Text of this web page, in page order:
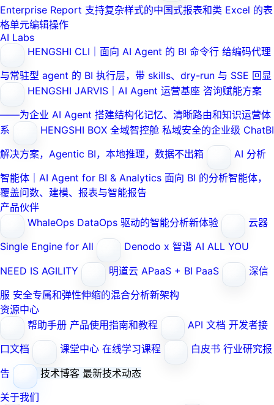
Enterprise Report 支持复杂样式的中国式报表和类 Excel 的表
格单元编辑操作
AI Labs
HENGSHI CLI｜面向 AI Agent 的 BI 命令行 给编码代理
与常驻型 agent 的 BI 执行层，带 skills、dry-run 与 SSE 回显
HENGSHI JARVIS｜AI Agent 运营基座 咨询赋能方案
——为企业 AI Agent 搭建结构化记忆、清晰路由和知识运营体
系
HENGSHI BOX 全域智控舱 私域安全的企业级 ChatBI
解决方案，Agentic BI，本地推理，数据不出箱
AI 分析
智能体｜AI Agent for BI & Analytics 面向 BI 的分析智能体，
覆盖问数、建模、报表与智能报告
产品伙伴
WhaleOps DataOps 驱动的智能分析新体验
云器
Single Engine for All
Denodo x 智谱 AI ALL YOU
NEED IS AGILITY
明道云 APaaS + BI PaaS
深信
服 安全专属和弹性伸缩的混合分析新架构
资源中心
帮助手册 产品使用指南和教程 API 文档 开发者接
口文档
课堂中心 在线学习课程 白皮书 行业研究报
告
技术博客 最新技术动态
关于我们